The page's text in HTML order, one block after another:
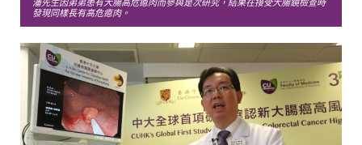
潘先生因弟弟患有大腸高危瘜肉而參與是次研究，結果在接受大腸鏡檢查時
發現同樣長有高危瘜肉。